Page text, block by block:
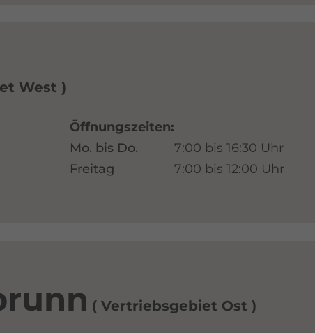
West
Öffnungszeiten:
Mo. bis Do.
7:00 bis 16:30 Uhr
Freitag
7:00 bis 12:00 Uhr
Vertriebsgebiet Ost